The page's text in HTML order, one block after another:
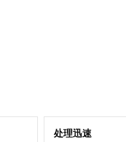
处理迅速